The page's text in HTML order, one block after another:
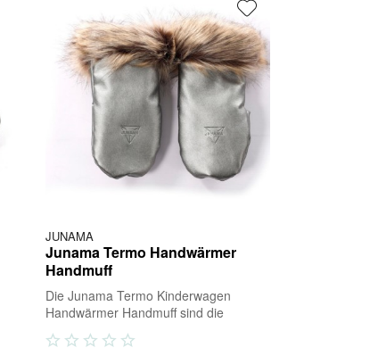
JUNAMA
Junama Termo Handwärmer
Handmuff
Die Junama Termo Kinderwagen
Handwärmer Handmuff sind die
Hände an kalten Tagen . Die...